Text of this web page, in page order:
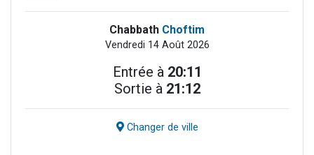
Chabbath Choftim
Vendredi 14 Août 2026
Entrée à 20:11
Sortie à 21:12
Changer de ville